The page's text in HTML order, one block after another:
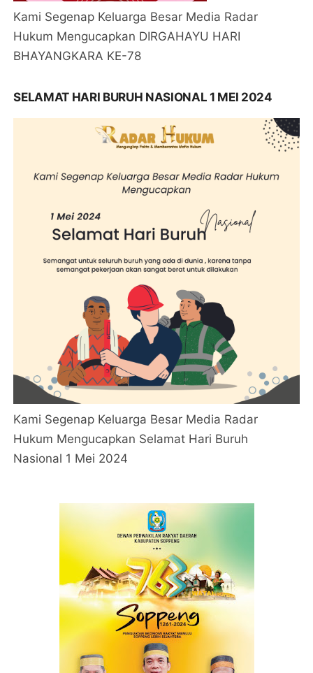
Kami Segenap Keluarga Besar Media Radar
Hukum Mengucapkan DIRGAHAYU HARI
BHAYANGKARA KE-78
SELAMAT HARI BURUH NASIONAL 1 MEI 2024
Kami Segenap Keluarga Besar Media Radar
Hukum Mengucapkan Selamat Hari Buruh
Nasional 1 Mei 2024